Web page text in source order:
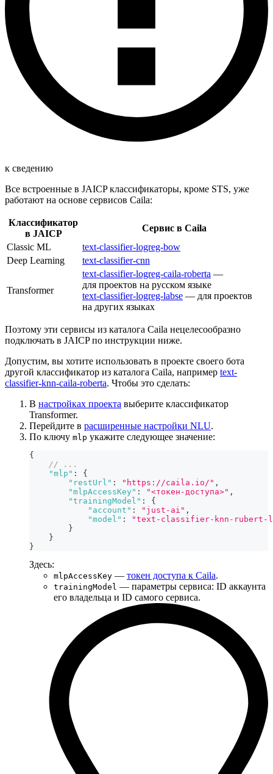
к сведению
Все встроенные в JAICP классификаторы, кроме STS, уже
работают на основе сервисов Caila:
Классификатор
в JAICP
Сервис в Caila
Classic ML
text-classifier-logreg-bow
Deep Learning
text-classifier-cnn
Transformer
text-classifier-logreg-caila-roberta —
для проектов на русском языке
text-classifier-logreg-labse — для проектов
на других языках
Поэтому эти сервисы из каталога Caila нецелесообразно
подключать в JAICP по инструкции ниже.
Допустим, вы хотите использовать в проекте своего бота
другой классификатор из каталога Caila, например text-
classifier-knn-caila-roberta. Чтобы это сделать:
В настройках проекта выберите классификатор
Transformer.
Перейдите в расширенные настройки NLU.
По ключу mlp укажите следующее значение:
{
// ...
"mlp" :
{
"restUrl" : "https://caila.io/" ,
"mlpAccessKey" : "<токен-доступа>" ,
"trainingModel" :
{
"account" : "just-ai" ,
"model" :
"text-classifier-knn-rubert-
}
}
}
Здесь:
mlpAccessKey — токен доступа к Caila.
trainingModel — параметры сервиса: ID аккаунта
его владельца и ID самого сервиса.